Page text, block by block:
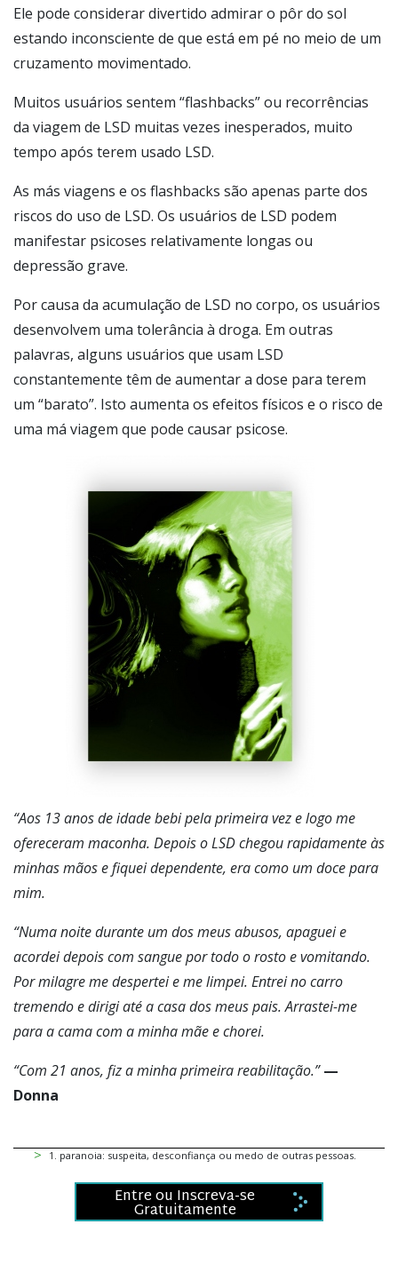
Ele pode considerar divertido admirar o pôr do sol
estando inconsciente de que está em pé no meio de um
cruzamento movimentado.
Muitos usuários sentem “flashbacks” ou recorrências
da viagem de LSD muitas vezes inesperados, muito
tempo após terem usado LSD.
As más viagens e os flashbacks são apenas parte dos
riscos do uso de LSD. Os usuários de LSD podem
manifestar psicoses relativamente longas ou
depressão grave.
Por causa da acumulação de LSD no corpo, os usuários
desenvolvem uma tolerância à droga. Em outras
palavras, alguns usuários que usam LSD
constantemente têm de aumentar a dose para terem
um “barato”. Isto aumenta os efeitos físicos e o risco de
uma má viagem que pode causar psicose.
“Aos 13 anos de idade bebi pela primeira vez e logo me
ofereceram maconha. Depois o LSD chegou rapidamente às
minhas mãos e fiquei dependente, era como um doce para
mim.
“Numa noite durante um dos meus abusos, apaguei e
acordei depois com sangue por todo o rosto e vomitando.
Por milagre me despertei e me limpei. Entrei no carro
tremendo e dirigi até a casa dos meus pais. Arrastei-me
para a cama com a minha mãe e chorei.
“Com 21 anos, fiz a minha primeira reabilitação.”—
Donna
1 paranoia: suspeita, desconfiança ou medo de outras pessoas.
Entre ou Inscreva-se
Gratuitamente